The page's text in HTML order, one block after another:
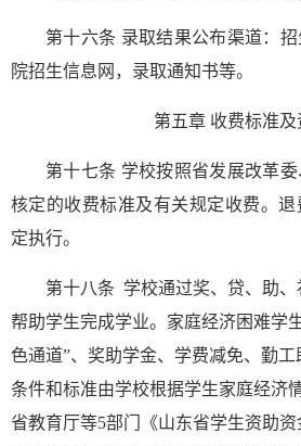
第十六条 录取结果公布渠道：
院招生信息网，录取通知书等。
第五章 收费标准及
第十七条 学校按照省发展改革
核定的收费标准及有关规定收费。
定执行。
第十八条 学校通过奖、贷、助
帮助学生完成学业。家庭经济困难学
色通道”、奖助学金、学费减免、勤
条件和标准由学校根据学生家庭经济
省教育厅等5部门《山东省学生资助